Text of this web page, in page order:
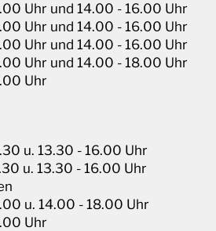
Uhr und 14.00 - 16.00 Uhr
Uhr und 14.00 - 16.00 Uhr
Uhr und 14.00 - 16.00 Uhr
Uhr und 14.00 - 18.00 Uhr
Uhr
u. 13.30 - 16.00 Uhr
u. 13.30 - 16.00 Uhr
u. 14.00 - 18.00 Uhr
Uhr